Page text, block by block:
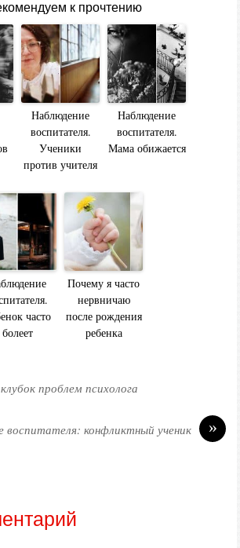
к прочтению
Наблюдение
воспитателя.
Ученики
против учителя
Наблюдение
воспитателя.
Мама обижается
часто
болеет
Почему я часто
нервничаю
после рождения
ребенка
проблем психолога
»
воспитателя: конфликтный ученик